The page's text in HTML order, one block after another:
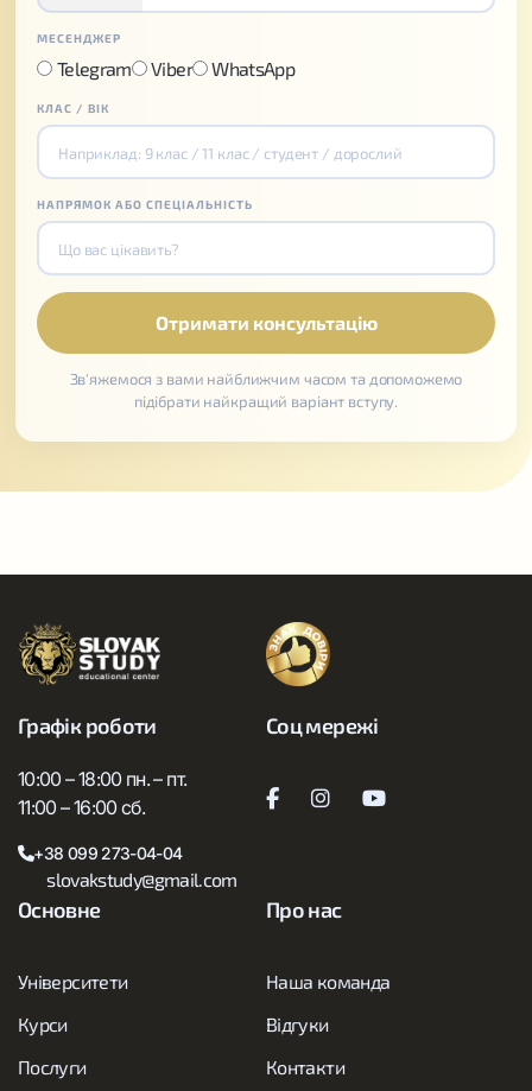
МЕСЕНДЖЕР
Telegram Viber WhatsApp
КЛАС / ВІК
НАПРЯМОК АБО СПЕЦІАЛЬНІСТЬ
Зв'яжемося з вами найближчим часом та допоможемо
підібрати найкращий варіант вступу.
Графік роботи
10:00 – 18:00 пн. – пт.
11:00 – 16:00 сб.
+38 099 273-04-04
slovakstudy@gmail.com
Основне
Університети
Курси
Послуги
Про нас
Наша команда
Відгуки
Контакти
Соц мережі